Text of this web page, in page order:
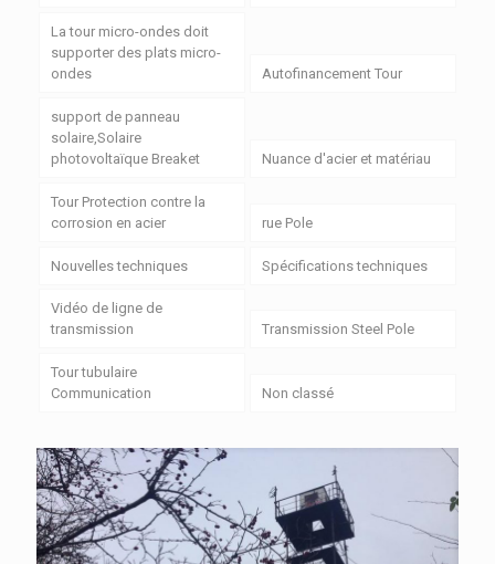
La tour micro-ondes doit
supporter des plats micro-
ondes
Autofinancement Tour
support de panneau
solaire,Solaire
photovoltaïque Breaket
Nuance d'acier et matériau
Tour Protection contre la
corrosion en acier
rue Pole
Nouvelles techniques Spécifications techniques
Vidéo de ligne de
transmission
Transmission Steel Pole
Tour tubulaire
Communication
Non classé